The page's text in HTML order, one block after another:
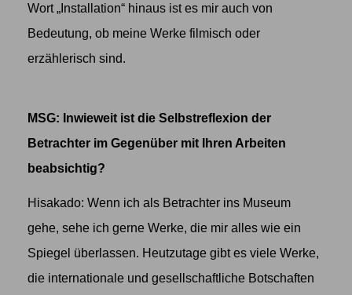
Wort „Installation“ hinaus ist es mir auch von
Bedeutung, ob meine Werke filmisch oder
erzählerisch sind.
MSG: Inwieweit ist die Selbstreflexion der
Betrachter im Gegenüber mit Ihren Arbeiten
beabsichtig?
Hisakado: Wenn ich als Betrachter ins Museum
gehe, sehe ich gerne Werke, die mir alles wie ein
Spiegel überlassen. Heutzutage gibt es viele Werke,
die internationale und gesellschaftliche Botschaften